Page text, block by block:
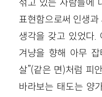
섞고 있는 사람들에
표현함으로써 인생과
생각을 갖고 있었다.
겨냥을 향해 아무
살”(같은 면)처럼 피
바라보는 태도는 양